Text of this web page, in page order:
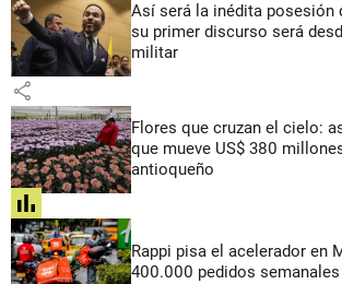
Así será la inédita posesión
su primer discurso será
militar
share
Flores que cruzan el cielo:
que mueve US$ 380
antioqueño
share
Rappi pisa el acelerador en
400.000 pedidos